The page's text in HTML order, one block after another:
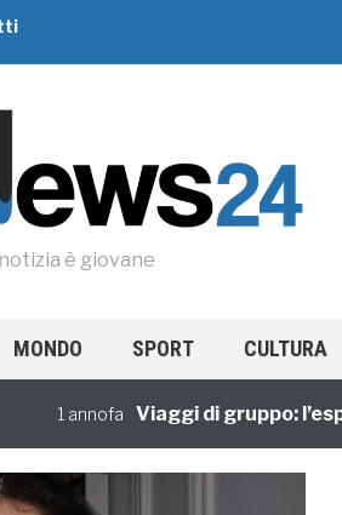
è giovane
MONDO SPORT CULTURA
1 annofa Viaggi di gruppo: